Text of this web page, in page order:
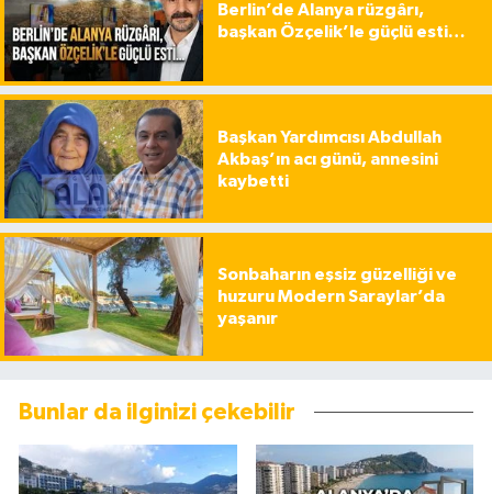
Berlin’de Alanya rüzgârı,
başkan Özçelik’le güçlü esti…
Başkan Yardımcısı Abdullah
Akbaş’ın acı günü, annesini
kaybetti
Sonbaharın eşsiz güzelliği ve
huzuru Modern Saraylar’da
yaşanır
Bunlar da ilginizi çekebilir